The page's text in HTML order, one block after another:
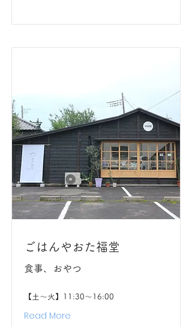
ごはんやおた福堂
食事、おやつ
【土〜火】11:30〜16:00
Read More